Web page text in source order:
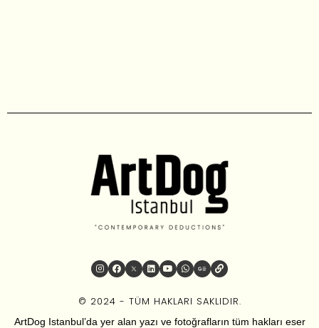
© 2024 - TÜM HAKLARI SAKLIDIR.
ArtDog Istanbul’da yer alan yazı ve fotoğrafların tüm hakları eser